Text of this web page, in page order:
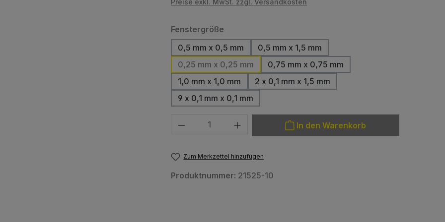
Preise exkl. MwSt. zzgl. Versandkosten
Fenstergröße
0,5 mm x 0,5 mm
0,5 mm x 1,5 mm
0,25 mm x 0,25 mm
0,75 mm x 0,75 mm
1,0 mm x 1,0 mm
2 x 0,1 mm x 1,5 mm
9 x 0,1 mm x 0,1 mm
Produkt Anzahl: Gib den gewünschten Wert ein oder benutze die
In den Warenkorb
Zum Merkzettel hinzufügen
Produktnummer: 21525-10